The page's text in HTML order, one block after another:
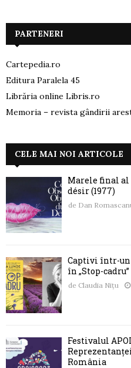
PARTENERI
Cartepedia.ro
Editura Paralela 45
Librăria online Libris.ro
Memoria – revista gândirii
CELE MAI NOI ARTICOLE
Marele final al
désir (1977)
de Dan
Captivi într-un
în „Stop-cadru”
de Claudia Nițu
Festivalul
România